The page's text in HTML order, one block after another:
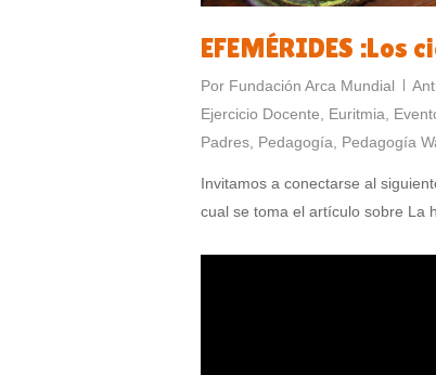
EFEMÉRIDES :Los
Por Fundación Arca Mundial
Ejercicio Docente
Euritmia
Padres Pedagogía Pedagogía
Invitamos a conectarse al
cual se toma el artículo sobre La